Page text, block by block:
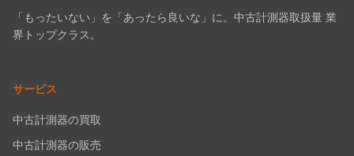
「もったいない」を「あったら良いな」に。中古計測器取扱量 業
界トップクラス。
サービス
中古計測器の買取
中古計測器の販売